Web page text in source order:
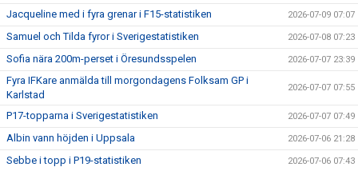
Jacqueline med i fyra grenar i F15-statistiken 2026-07-09 07:07
Samuel och Tilda fyror i Sverigestatistiken 2026-07-08 07:23
Sofia nära 200m-perset i Öresundsspelen 2026-07-07 23:39
Fyra IFKare anmälda till morgondagens Folksam GP i
Karlstad
2026-07-07 07:55
P17-topparna i Sverigestatistiken 2026-07-07 07:49
Albin vann höjden i Uppsala 2026-07-06 21:28
Sebbe i topp i P19-statistiken 2026-07-06 07:43